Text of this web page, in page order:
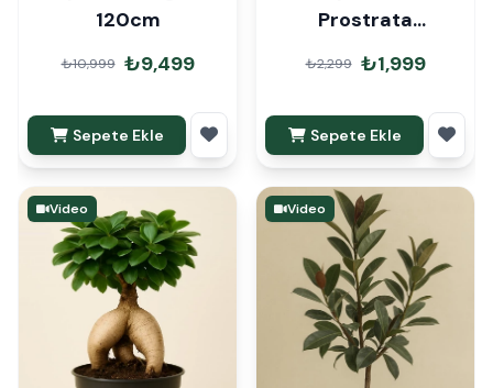
120cm
₺10,999 ₺9,499
Sepete Ekle
Prostrata
Pepperspot
₺2,299 ₺1,999
Sepete Ekle
Video Video